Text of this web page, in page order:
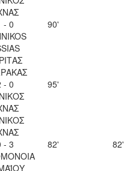
- 0
90'
- 0
95'
- 3
82' 82'